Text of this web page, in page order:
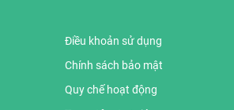
Điều khoản sử dụng
Chính sách bảo mật
Quy chế hoạt động